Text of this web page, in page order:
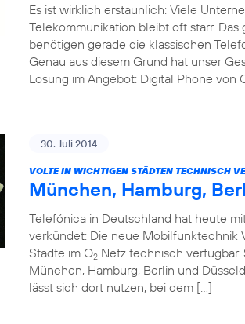
Es ist wirklich erstaunlich: Viele
Telekommunikation bleibt oft starr.
benötigen gerade die klassischen
Genau aus diesem Grund hat unser
Lösung im Angebot: Digital Phone von
30. Juli 2014
VOLTE IN WICHTIGEN STÄDTEN TECHNISCH
München, Hamburg,
Telefónica in Deutschland hat heute
verkündet: Die neue Mobilfunktechnik
Städte im O2 Netz technisch verfügbar.
München, Hamburg, Berlin und
lässt sich dort nutzen, bei dem […]